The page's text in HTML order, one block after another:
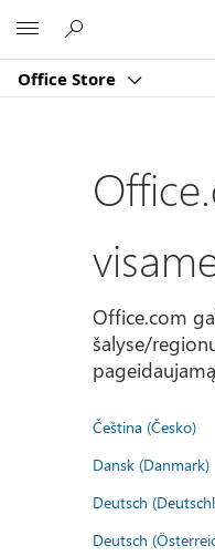
Office Store
Office.com
šalyse/
Čeština (Česko)
Dansk (Danmark)
Deutsch
Deutsch